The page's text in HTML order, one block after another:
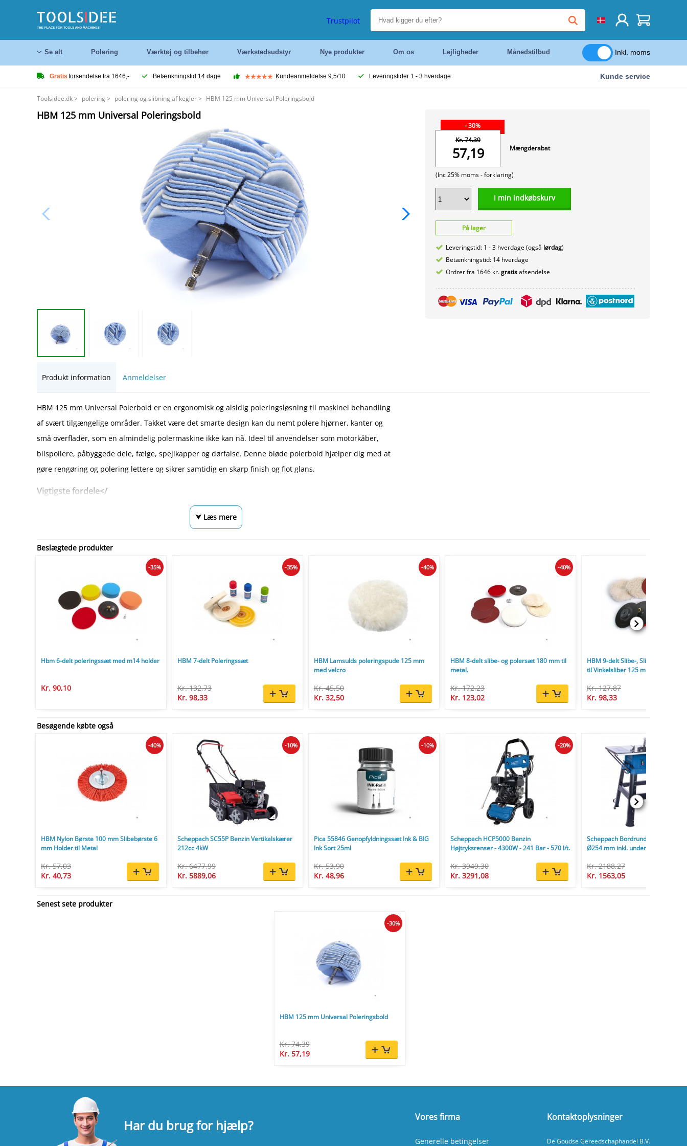
Trustpilot
Se alt Polering Værktøj og tilbehør Værkstedsudstyr Nye produkter Om os Lejligheder Månedstilbud Inkl. moms
Gratis forsendelse fra 1646,- Betænkningstid 14 dage Kundeanmeldelse 9,5/10 Leveringstider 1 - 3 hverdage Kunde service
Toolsidee.dk> polering > polering og slibning af kegler> HBM 125 mm Universal Poleringsbold
HBM 125 mm Universal Poleringsbold
- 30%
Kr. 74.39
57,19
(Inc 25% moms -forklaring)
Mængderabat
I min indkøbskurv
På lager
Leveringstid: 1 - 3 hverdage (også lørdag)
Betænkningstid: 14 hverdage
Ordrer fra 1646 kr.gratisafsendelse
Produkt information Anmeldelser
HBM 125 mm Universal Polerbold er en ergonomisk og alsidig poleringsløsning til maskinel behandling
af svært tilgængelige områder. Takket være det smarte design kan du nemt polere hjørner, kanter og
små overflader, som en almindelig polermaskine ikke kan nå. Ideel til anvendelser som motorkåber,
bilspoilere, påbyggede dele, fælge, spejlkapper og dørfalse. Denne bløde polerbold hjælper dig med at
gøre rengøring og polering lettere og sikrer samtidig en skarp finish og flot glans.
Vigtigste fordele</
⮟ Læs mere
Beslægtede produkter
Hbm 6-delt poleringssæt med m14 holder
Kr. 90,10
-35%
HBM 7-delt Poleringssæt
Kr. 132,73
Kr. 98,33
-35%
HBM Lamsulds poleringspude 125 mm
med velcro
Kr. 45,50
Kr. 32,50
-40%
HBM 8-delt slibe- og polersæt 180 mm til
metal.
Kr. 172,23
Kr. 123,02
-40%
HBM 9-delt Slibe-, Slibe- og
til Vinkelsliber 125 mm.
Kr. 127,87
Kr. 98,33
Besøgende købte også
HBM Nylon Børste 100 mm Slibebørste 6
mm Holder til Metal
Kr. 57,03
Kr. 40,73
-40%
Scheppach SC55P Benzin Vertikalskærer
212cc 4kW
Kr. 6477,99
Kr. 5889,06
-10%
Pica 55846 Genopfyldningssæt Ink & BIG
Ink Sort 25ml
Kr. 53,90
Kr. 48,96
-10%
Scheppach HCP5000 Benzin
Højtryksrenser - 4300W - 241 Bar - 570 l/t.
Kr. 3949,30
Kr. 3291,08
-20%
Scheppach Bordrundsav HS254
Ø254 mm inkl. understel og
Kr. 2188,27
Kr. 1563,05
Senest sete produkter
HBM 125 mm Universal Poleringsbold
Kr. 74,39
Kr. 57,19
-30%
Vores firma
Generelle betingelser
Kontaktoplysninger
De Goudse Gereedschaphandel B.V.
Har du brug for hjælp?